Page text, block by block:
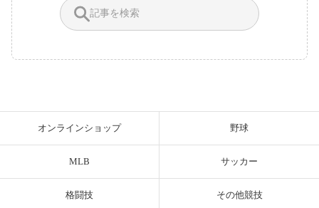
オンラインショップ 野球
MLB サッカー
格闘技 その他競技